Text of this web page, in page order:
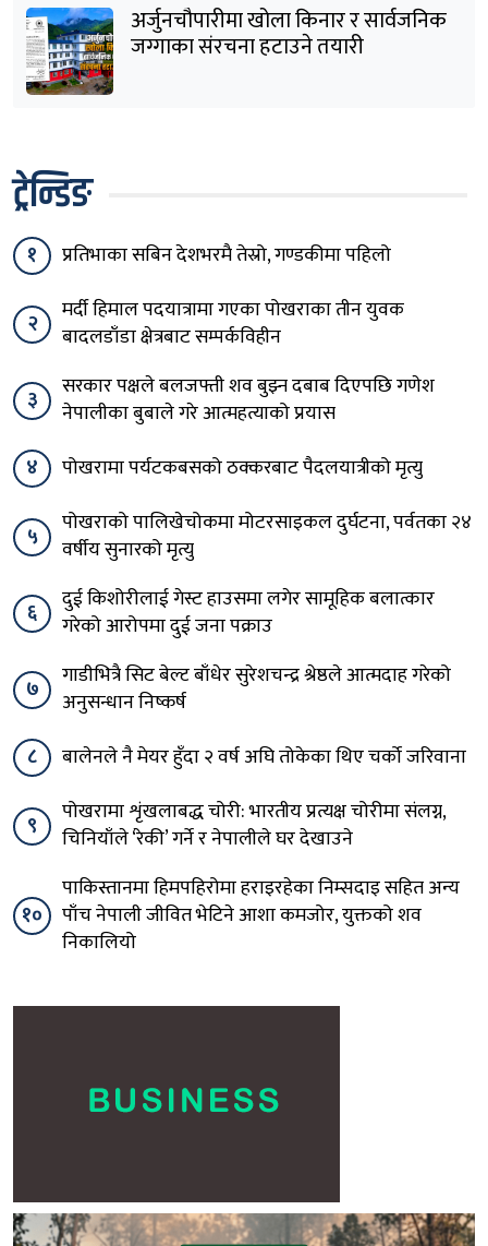
अर्जुनचौपारीमा खोला किनार र सार्वजनिक
जग्गाका संरचना हटाउने तयारी
ट्रेन्डिङ
१ प्रतिभाका सबिन देशभरमै तेस्रो, गण्डकीमा पहिलो
२
मर्दी हिमाल पदयात्रामा गएका पोखराका तीन युवक
बादलडाँडा क्षेत्रबाट सम्पर्कविहीन
३
सरकार पक्षले बलजफ्ती शव बुझ्न दबाब दिएपछि गणेश
नेपालीका बुबाले गरे आत्महत्याको प्रयास
४
पोखरामा पर्यटकबसको ठक्करबाट पैदलयात्रीको मृत्यु
५
पोखराको पालिखेचोकमा मोटरसाइकल दुर्घटना, पर्वतका २४
वर्षीय सुनारको मृत्यु
६
दुई किशोरीलाई गेस्ट हाउसमा लगेर सामूहिक बलात्कार
गरेको आरोपमा दुई जना पक्राउ
७
गाडीभित्रै सिट बेल्ट बाँधेर सुरेशचन्द्र श्रेष्ठले आत्मदाह गरेको
अनुसन्धान निष्कर्ष
८
बालेनले नै मेयर हुँदा २ वर्ष अघि तोकेका थिए चर्को जरिवाना
९
पोखरामा शृंखलाबद्ध चोरी: भारतीय प्रत्यक्ष चोरीमा संलग्न,
चिनियाँले ‘रेकी’ गर्ने र नेपालीले घर देखाउने
१०
पाकिस्तानमा हिमपहिरोमा हराइरहेका निम्सदाइ सहित अन्य
पाँच नेपाली जीवित भेटिने आशा कमजोर, युक्तको शव
निकालियो